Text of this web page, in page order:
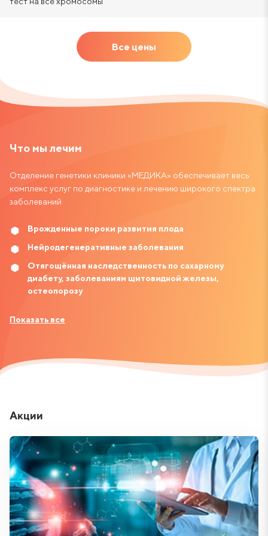
рождались дети с наследственными заболеваниями
или пороками развития.
Все цены
Что мы лечим
Отделение генетики клиники «МЕДИКА» обеспечивает весь
комплекс услуг по диагностике и лечению широкого спектра
заболеваний
Врожденные пороки развития плода
Нейродегенеративные заболевания
Отягощённая наследственность по сахарному
диабету, заболеваниям щитовидной железы,
остеопорозу
Показать все
Акции